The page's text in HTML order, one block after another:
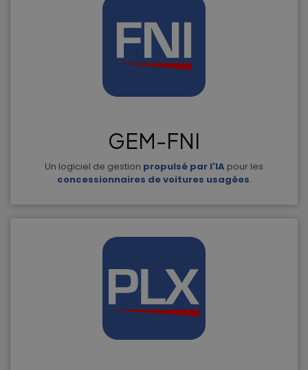
GEM-FNI
Un logiciel de gestion propulsé par l'IA pour les
concessionnaires de voitures usagées.